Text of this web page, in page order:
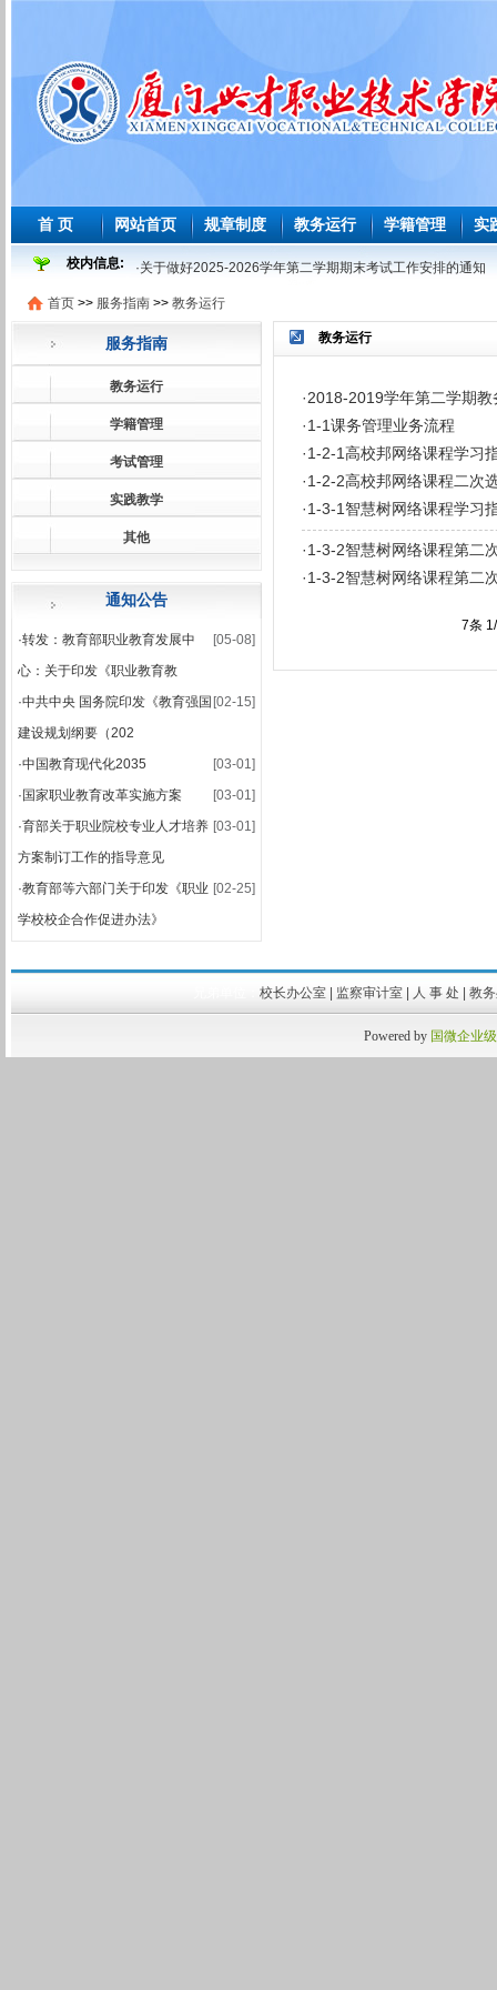
首 页 网站首页 规章制度 教务运行 学籍管理 实
校内信息: ·关于做好2025-2026学年第二学期期末考试工作安排的通知
·2025-2026 学年度第二学期必修课程重修教学与考试安排表
2026年师范生教育教学能力测试安排表
·2026届及往届毕业生必修课程补学分教学与考试安排表
·关于做好2026届及往届毕业生必修课、选修课程补学分报考
·关于做好2026届学前教育师范生免试认定教师资格证工作的
·2025-2026学年第一学期课程补考考试安排表
关于做好2025-2026学年第一学期课程补考工作的通知
·关于公布2025-2026学年第一学期期末集中考试安排的通知
·2025-2026学年第一学期期末考试安排表
首页 >> 服务指南 >> 教务运行
服务指南
教务运行
学籍管理
考试管理
实践教学
其他
通知公告
[05-08]
·转发：教育部职业教育发展中
心：关于印发《职业教育教
[02-15]
·中共中央 国务院印发《教育强国
建设规划纲要（202
[03-01]
·中国教育现代化2035
[03-01]
· 国家职业教育改革实施方案
[03-01]
·育部关于职业院校专业人才培养
方案制订工作的指导意见
[02-25]
·教育部等六部门关于印发《职业
学校校企合作促进办法》
教务运行
·2018-2019学年第二学期教
·1-1课务管理业务流程
·1-2-1高校邦网络课程学习
·1-2-2高校邦网络课程二次
·1-3-1智慧树网络课程学习
·1-3-2智慧树网络课程第二
·1-3-2智慧树网络课程第二
7条
校长办公室| 监察审计室| 人 事 处 教
Powered by 国微企业